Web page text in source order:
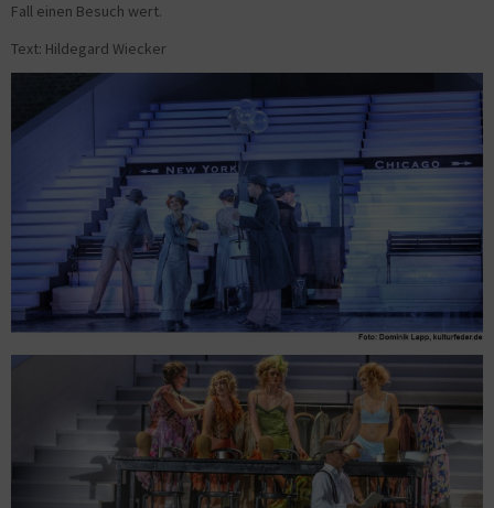
Fall einen Besuch wert.
Text: Hildegard Wiecker